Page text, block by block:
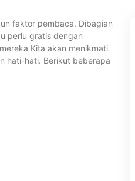
faktor pembaca. Dibagian
perlu gratis dengan
Kita akan menikmati
hati-hati. Berikut beberapa